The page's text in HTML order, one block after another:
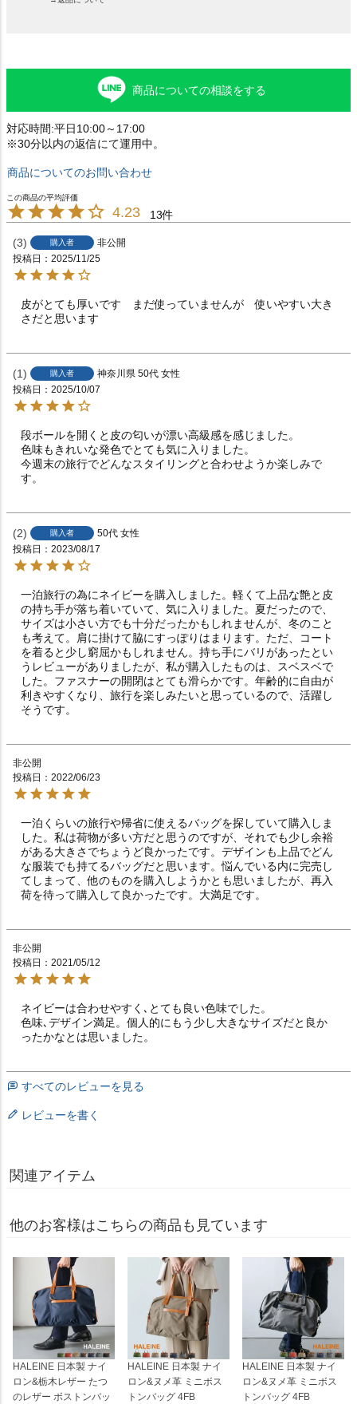
商品についての相談をする
対応時間:平日10:00～17:00
※30分以内の返信にて運用中。
商品についてのお問い合わせ
4.23 13
3 購入者
非公開
投稿日
2025/11/25
皮がとても厚いです　まだ使っていませんが　使いやすい大き
さだと思います
1 購入者 神奈川県 50代 女性
投稿日
2025/10/07
段ボールを開くと皮の匂いが漂い高級感を感じました。
色味もきれいな発色でとても気に入りました。
今週末の旅行でどんなスタイリングと合わせようか楽しみで
す。
2 購入者 50代 女性
投稿日
2023/08/17
一泊旅行の為にネイビーを購入しました。軽くて上品な艶と皮
の持ち手が落ち着いていて、気に入りました。夏だったので、
サイズは小さい方でも十分だったかもしれませんが、冬のこと
も考えて。肩に掛けて脇にすっぽりはまります。ただ、コート
を着ると少し窮屈かもしれません。持ち手にバリがあったとい
うレビューがありましたが、私が購入したものは、スベスベで
した。ファスナーの開閉はとても滑らかです。年齢的に自由が
利きやすくなり、旅行を楽しみたいと思っているので、活躍し
そうです。
非公開
投稿日
2022/06/23
一泊くらいの旅行や帰省に使えるバッグを探していて購入しま
した。私は荷物が多い方だと思うのですが、それでも少し余裕
がある大きさでちょうど良かったです。デザインも上品でどん
な服装でも持てるバッグだと思います。悩んでいる内に完売し
てしまって、他のものを購入しようかとも思いましたが、再入
荷を待って購入して良かったです。大満足です。
非公開
投稿日
2021/05/12
ネイビーは合わせやすく､とても良い色味でした。
色味､デザイン満足。個人的にもう少し大きなサイズだと良か
ったかなとは思いました。
すべてのレビューを見る
レビューを書く
関連アイテム
他のお客様はこちらの商品も見ています
HALEINE 日本製 ナイ
ロン&栃木レザー たつ
のレザー ボストンバッ
HALEINE 日本製 ナイ
ロン&ヌメ革 ミニボス
トンバッグ 4FB
HALEINE 日本製 ナイ
ロン&ヌメ革 ミニボス
トンバッグ 4FB